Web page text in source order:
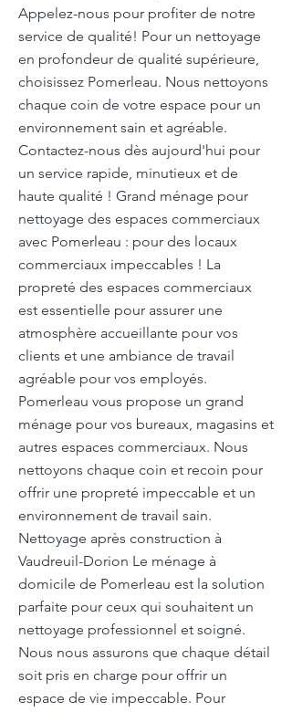
Appelez-nous pour profiter de notre
service de qualité! Pour un nettoyage
en profondeur de qualité supérieure,
choisissez Pomerleau. Nous nettoyons
chaque coin de votre espace pour un
environnement sain et agréable.
Contactez-nous dès aujourd'hui pour
un service rapide, minutieux et de
haute qualité ! Grand ménage pour
nettoyage des espaces commerciaux
avec Pomerleau : pour des locaux
commerciaux impeccables ! La
propreté des espaces commerciaux
est essentielle pour assurer une
atmosphère accueillante pour vos
clients et une ambiance de travail
agréable pour vos employés.
Pomerleau vous propose un grand
ménage pour vos bureaux, magasins et
autres espaces commerciaux. Nous
nettoyons chaque coin et recoin pour
offrir une propreté impeccable et un
environnement de travail sain.
Nettoyage après construction à
Vaudreuil-Dorion Le ménage à
domicile de Pomerleau est la solution
parfaite pour ceux qui souhaitent un
nettoyage professionnel et soigné.
Nous nous assurons que chaque détail
soit pris en charge pour offrir un
espace de vie impeccable. Pour